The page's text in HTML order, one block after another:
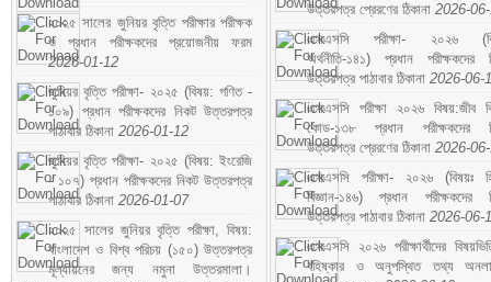
২০২৫ সালের জুনিয়র বৃত্তি পরীক্ষার পরীক্ষক
ও প্রধান পরীক্ষকদের প্রয়োজনীয় ফরম
2026-01-12
জুনিয়র বৃত্তি পরীক্ষা- ২০২৫ (বিষয়: গণিত -
১০৯) প্রধান পরীক্ষকদের নিকট উত্তরপত্র
পাঠাবার ঠিকানা 2026-01-12
জুনিয়র বৃত্তি পরীক্ষা- ২০২৫ (বিষয়: ইংরেজি
- ১০৭) প্রধান পরীক্ষকদের নিকট উত্তরপত্র
পাঠাবার ঠিকানা 2026-01-07
২০২৫ সালের জুনিয়র বৃত্তি পরীক্ষা, বিষয়:
বাংলাদেশ ও বিশ্ব পরিচয় (১৫০) উত্তরপত্র
মূল্যায়নের জন্য নমুনা উত্তরমালা।
উত্তরপত্র প্রেরণের ঠিকানা 2026-
এসএসসি পরীক্ষা- ২০২৬
অর্থনীতি-১৪১) প্রধান পরীক্ষকদের
উত্তরপত্র পাঠাবার ঠিকানা 2026-06-
এসএসসি পরীক্ষা ২০২৬ বিষয়:জীব
কোড-১৩৮ প্রধান পরীক্ষকদের
উত্তরপত্র প্রেরণের ঠিকানা 2026-
এসএসসি পরীক্ষা- ২০২৬ (বিষয়ঃ
বিজ্ঞান-১৪৬) প্রধান পরীক্ষকদের
উত্তরপত্র পাঠাবার ঠিকানা 2026-06-
এসএসসি ২০২৬ পরীক্ষার্থীদের
বহিষ্কার ও অনুপস্থিত তথ্য